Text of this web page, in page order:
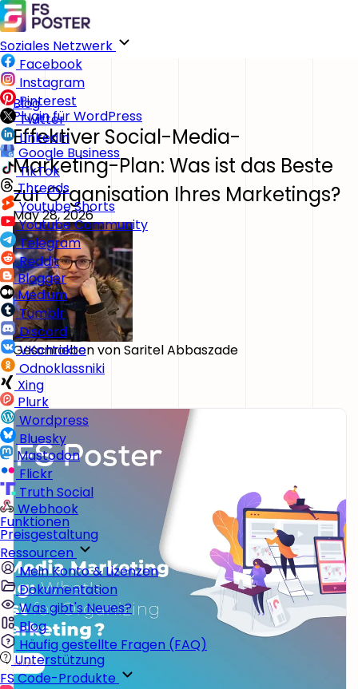
Soziales Netzwerk
Facebook
Instagram
Pinterest
Twitter
LinkedIn
Google Business
TikTok
Threads
Youtube Shorts
Youtube Community
Telegram
Reddit
Blogger
Medium
Tumblr
Discord
VKontakte
Odnoklassniki
Xing
Plurk
Wordpress
Bluesky
Mastodon
Flickr
Truth Social
Webhook
Funktionen
Preisgestaltung
Ressourcen
Mein Konto & Lizenzen
Dokumentation
Was gibt's Neues?
Blog
Häufig gestellte Fragen (FAQ)
Unterstützung
FS Code-Produkte
Blog
Plugin für WordPress
Effektiver Social-Media-
Marketing-Plan: Was ist das Beste
zur Organisation Ihres Marketings?
May 28, 2026
Geschrieben vonSaritel Abbaszade